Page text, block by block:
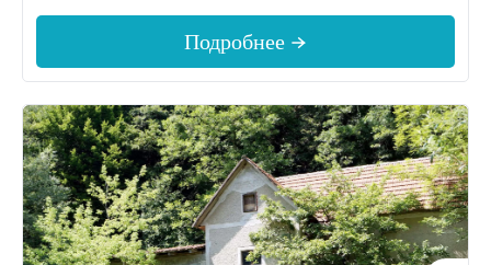
Подробнее →